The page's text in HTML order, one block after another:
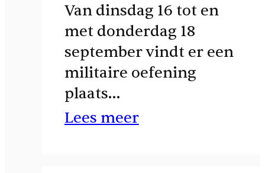
Van dinsdag 16 tot en
met donderdag 18
september vindt er een
militaire oefening
plaats…
Lees meer